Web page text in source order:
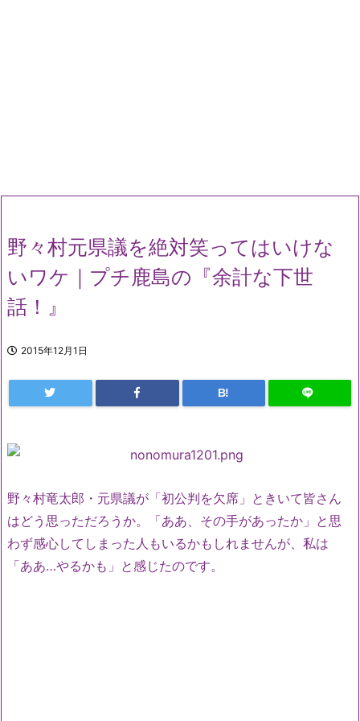
野々村元県議を絶対笑ってはいけな
いワケ｜プチ鹿島の『余計な下世
話！』
2015年12月1日
B!
野々村竜太郎・元県議が「初公判を欠席」ときいて皆さん
はどう思っただろうか。「ああ、その手があったか」と思
わず感心してしまった人もいるかもしれませんが、私は
「ああ…やるかも」と感じたのです。